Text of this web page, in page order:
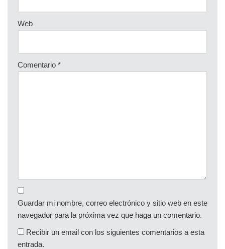
Web
Comentario *
Guardar mi nombre, correo electrónico y sitio web en este
navegador para la próxima vez que haga un comentario.
Recibir un email con los siguientes comentarios a esta
entrada.